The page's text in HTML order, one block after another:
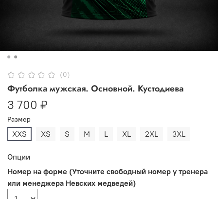
(0)
Футболка мужская. Основной. Кустодиева
3 700 ₽
Размер
XXS XS S M L XL 2XL 3XL
Опции
Номер на форме (Уточните свободный номер у тренера
или менеджера Невских медведей)